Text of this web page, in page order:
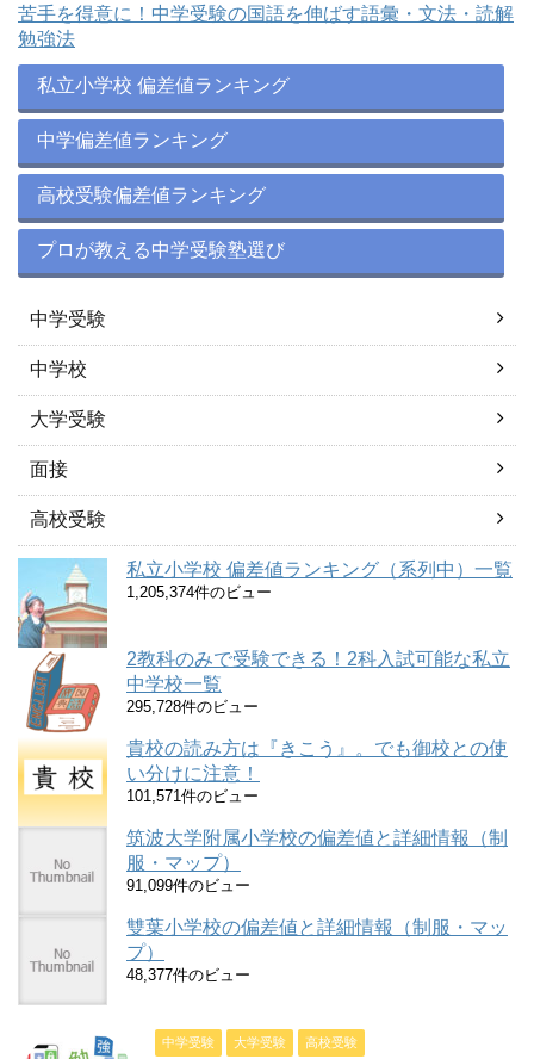
苦手を得意に！中学受験の国語を伸ばす語彙・文法・読解
勉強法
私立小学校 偏差値ランキング
中学偏差値ランキング
高校受験偏差値ランキング
プロが教える中学受験塾選び
中学受験
中学校
大学受験
面接
高校受験
私立小学校 偏差値ランキング（系列中）一覧
1,205,374件のビュー
2教科のみで受験できる！2科入試可能な私立
中学校一覧
295,728件のビュー
貴校の読み方は『きこう』。でも御校との使
い分けに注意！
101,571件のビュー
筑波大学附属小学校の偏差値と詳細情報（制
服・マップ）
91,099件のビュー
雙葉小学校の偏差値と詳細情報（制服・マッ
プ）
48,377件のビュー
中学受験 大学受験 高校受験